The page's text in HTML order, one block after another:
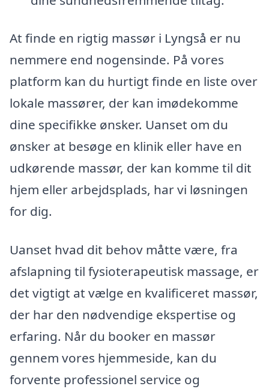
At finde en rigtig massør i Lyngså er nu
nemmere end nogensinde. På vores
platform kan du hurtigt finde en liste over
lokale massører, der kan imødekomme
dine specifikke ønsker. Uanset om du
ønsker at besøge en klinik eller have en
udkørende massør, der kan komme til dit
hjem eller arbejdsplads, har vi løsningen
for dig.
Uanset hvad dit behov måtte være, fra
afslapning til fysioterapeutisk massage, er
det vigtigt at vælge en kvalificeret massør,
der har den nødvendige ekspertise og
erfaring. Når du booker en massør
gennem vores hjemmeside, kan du
forvente professionel service og